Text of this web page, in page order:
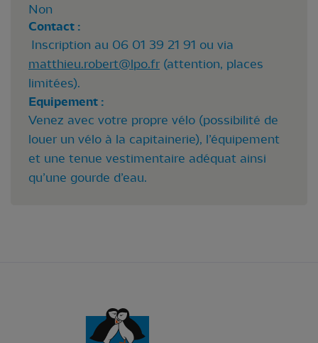
Non
Contact :
Inscription au 06 01 39 21 91 ou via
matthieu.robert@lpo.fr (attention, places
limitées).
Equipement :
Venez avec votre propre vélo (possibilité de
louer un vélo à la capitainerie), l’équipement
et une tenue vestimentaire adéquat ainsi
qu’une gourde d’eau.